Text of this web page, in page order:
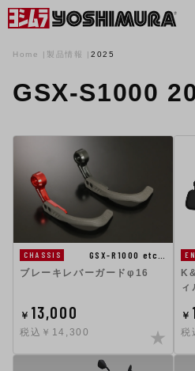
Home 製品情報 2025
GSX-S1000
CHASSIS
GSX-R1000 etc…
ブレーキレバーガードφ16
￥ 13,000
税込￥14,300
ィ
￥
税